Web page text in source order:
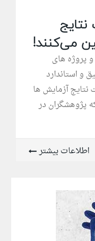
نتایج
می‌کنند!
پروژه های
و استاندارد
آزمایش ها
پژوهشگران در
اطلاعات بیشتر